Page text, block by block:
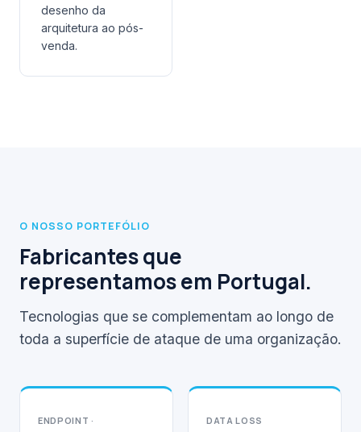
desenho da
arquitetura ao pós-
venda.
O NOSSO PORTEFÓLIO
Fabricantes que
representamos em Portugal.
Tecnologias que se complementam ao longo de
toda a superfície de ataque de uma organização.
ENDPOINT ·
DATA LOSS